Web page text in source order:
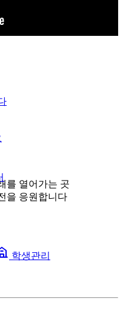
를 열어가는 곳
을 응원합니다
학생관리